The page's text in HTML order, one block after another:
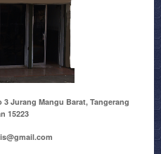
Jurang Mangu Barat, Tangerang
15223